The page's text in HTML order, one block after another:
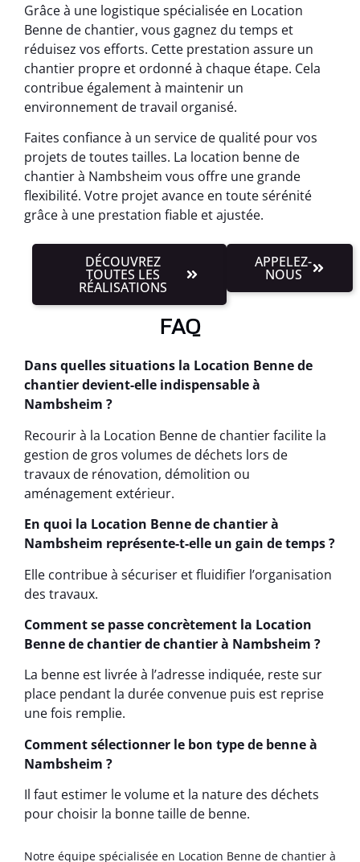
Grâce à une logistique spécialisée en Location
Benne de chantier, vous gagnez du temps et
réduisez vos efforts. Cette prestation assure un
chantier propre et ordonné à chaque étape. Cela
contribue également à maintenir un
environnement de travail organisé.
Faites confiance à un service de qualité pour vos
projets de toutes tailles. La location benne de
chantier à Nambsheim vous offre une grande
flexibilité. Votre projet avance en toute sérénité
grâce à une prestation fiable et ajustée.
DÉCOUVREZ
TOUTES LES
RÉALISATIONS
APPELEZ-
NOUS
FAQ
Dans quelles situations la Location Benne de
chantier devient-elle indispensable à
Nambsheim ?
Recourir à la Location Benne de chantier facilite la
gestion de gros volumes de déchets lors de
travaux de rénovation, démolition ou
aménagement extérieur.
En quoi la Location Benne de chantier à
Nambsheim représente-t-elle un gain de temps ?
Elle contribue à sécuriser et fluidifier l’organisation
des travaux.
Comment se passe concrètement la Location
Benne de chantier de chantier à Nambsheim ?
La benne est livrée à l’adresse indiquée, reste sur
place pendant la durée convenue puis est reprise
une fois remplie.
Comment sélectionner le bon type de benne à
Nambsheim ?
Il faut estimer le volume et la nature des déchets
pour choisir la bonne taille de benne.
Notre équipe spécialisée en Location Benne de chantier à